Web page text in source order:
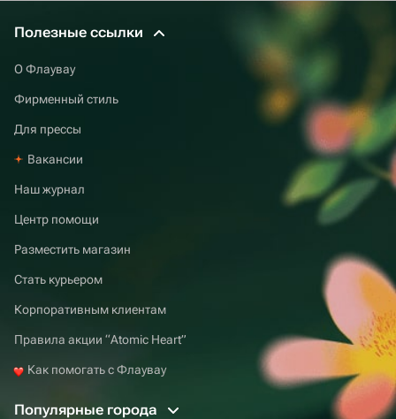
Полезные ссылки
О Флаувау
Фирменный стиль
Для прессы
Вакансии
Наш журнал
Центр помощи
Разместить магазин
Стать курьером
Корпоративным клиентам
Правила акции “Atomic Heart”
Как помогать с Флаувау
Популярные города